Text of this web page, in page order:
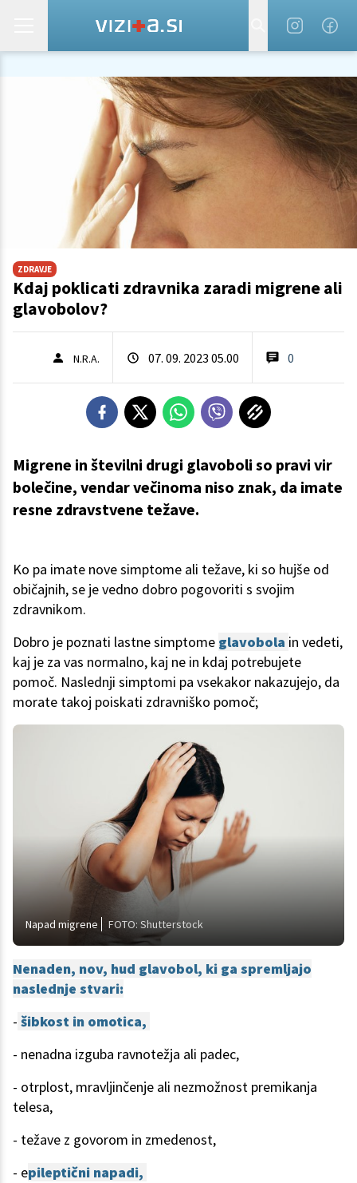
ZDRAVJE
Kdaj poklicati zdravnika zaradi migrene ali
glavobolov?
N.R.A. 07. 09. 2023 05.00 0
Migrene in številni drugi glavoboli so pravi vir
bolečine, vendar večinoma niso znak, da imate
resne zdravstvene težave.
Ko pa imate nove simptome ali težave, ki so hujše od
običajnih, se je vedno dobro pogovoriti s svojim
zdravnikom.
Dobro je poznati lastne simptome glavobola in vedeti,
kaj je za vas normalno, kaj ne in kdaj potrebujete
pomoč. Naslednji simptomi pa vsekakor nakazujejo, da
morate takoj poiskati zdravniško pomoč;
Napad migrene FOTO: Shutterstock
Nenaden, nov, hud glavobol, ki ga spremljajo
naslednje stvari:
- šibkost in omotica,
- nenadna izguba ravnotežja ali padec,
- otrplost, mravljinčenje ali nezmožnost premikanja
telesa,
- težave z govorom in zmedenost,
- epileptični napadi,